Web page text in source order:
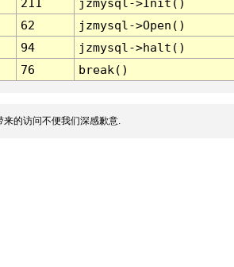
211
jzmysql->Init()
62
jzmysql->Open()
94
jzmysql->halt()
76 break()
的访问不便我们深感歉意.